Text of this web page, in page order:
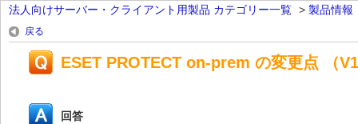
法人向けサーバー・クライアント用製品 カテゴリー一覧 > 製品情報
戻る
ESET PROTECT on-prem の変更点 （
回答